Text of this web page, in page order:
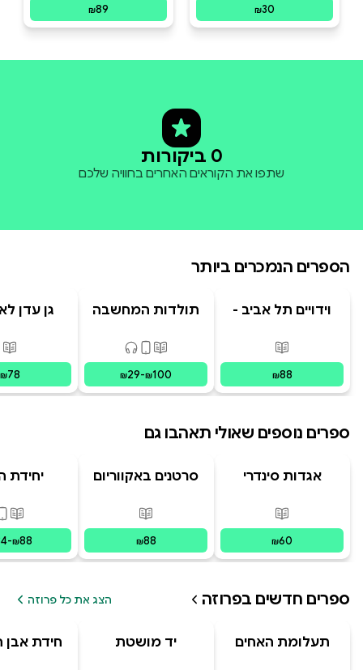
₪30
₪89
0 ביקורות
שתפו את הקוראים האחרים בחוויה שלכם
הספרים הנמכרים ביותר
וידויים תל אביב -
פורמטים זמינים
מודפס
₪88
תולדות המחשבה
פורמטים זמינים
מודפס,
₪29-₪100
גן עדן
₪78
ספרים נוספים שאולי תאהבו גם
אגדות סינדרי
פורמטים זמינים
מודפס
₪60
סרטנים באקווריום
פורמטים זמינים מודפס
₪88
יחידת
-₪88
ספרים חדשים בפרוזה הצג את כל פרוזה
תעלומת האחים
יד מושטת חידת אבן